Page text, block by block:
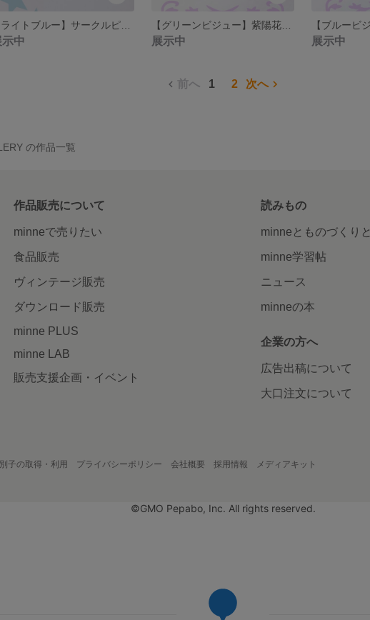
【ライトブルー】サークルピアス・イヤリング
示中
【グリーンビジュー】紫陽花のお花ピアス・イヤリング
展示中 展示中
前へ 1 2 次へ
の作品一覧
作品販売について
minneで売りたい
食品販売
ヴィンテージ販売
ダウンロード販売
minne PLUS
minne LAB
販売支援企画・イベント
読みもの
minneとものづくりと
minne学習帖
ニュース
minneの本
企業の方へ
広告出稿について
大口注文について
子の取得・利用 プライバシーポリシー 会社概要 採用情報 メディアキット
©GMO Pepabo, Inc. All rights reserved.